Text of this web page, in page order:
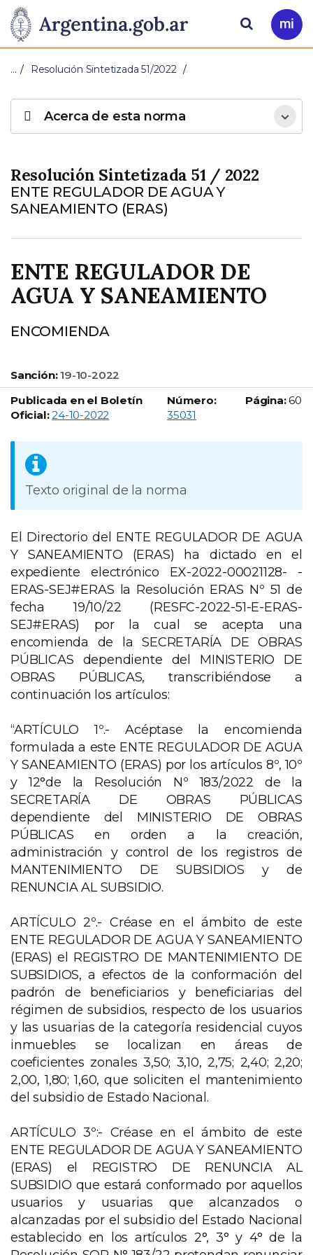
Presidencia
de
Nación
Pasar al contenido principal
Ir
a
Buscar
… Resolución Sintetizada 51/2022
Resolución Sintetizada 51 / 2022
ENTE REGULADOR DE AGUA Y
SANEAMIENTO (ERAS)
ENTE REGULADOR DE
AGUA Y SANEAMIENTO
ENCOMIENDA
Sanción: 19-10-2022
Publicada en el Boletín
Oficial: 24-10-2022
Número:
Boletín Oficial número:
35031
Página: 60
Texto original de la norma
El Directorio del ENTE REGULADOR DE AGUA
Y SANEAMIENTO (ERAS) ha dictado en el
expediente electrónico EX-2022-00021128- -
ERAS-SEJ#ERAS la Resolución ERAS Nº 51 de
fecha 19/10/22 (RESFC-2022-51-E-ERAS-
SEJ#ERAS) por la cual se acepta una
encomienda de la SECRETARÍA DE OBRAS
PÚBLICAS dependiente del MINISTERIO DE
OBRAS PÚBLICAS, transcribiéndose a
continuación los artículos:
“ARTÍCULO 1º.- Acéptase la encomienda
formulada a este ENTE REGULADOR DE AGUA
Y SANEAMIENTO (ERAS) por los artículos 8º, 10º
y 12°de la Resolución Nº 183/2022 de la
SECRETARÍA DE OBRAS PÚBLICAS
dependiente del MINISTERIO DE OBRAS
PÚBLICAS en orden a la creación,
administración y control de los registros de
MANTENIMIENTO DE SUBSIDIOS y de
RENUNCIA AL SUBSIDIO.
ARTÍCULO 2º.- Créase en el ámbito de este
ENTE REGULADOR DE AGUA Y SANEAMIENTO
(ERAS) el REGISTRO DE MANTENIMIENTO DE
SUBSIDIOS, a efectos de la conformación del
padrón de beneficiarios y beneficiarias del
régimen de subsidios, respecto de los usuarios
y las usuarias de la categoría residencial cuyos
inmuebles se localizan en áreas de
coeficientes zonales 3,50; 3,10, 2,75; 2,40; 2,20;
2,00, 1,80; 1,60, que soliciten el mantenimiento
del subsidio de Estado Nacional.
ARTÍCULO 3º:- Créase en el ámbito de este
ENTE REGULADOR DE AGUA Y SANEAMIENTO
(ERAS) el REGISTRO DE RENUNCIA AL
SUBSIDIO que estará conformado por aquellos
usuarios y usuarias que alcanzados o
alcanzadas por el subsidio del Estado Nacional
establecido en los artículos 2°, 3° y 4° de la
Acerca de esta norma